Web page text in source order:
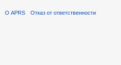
О APRS Отказ от ответственности